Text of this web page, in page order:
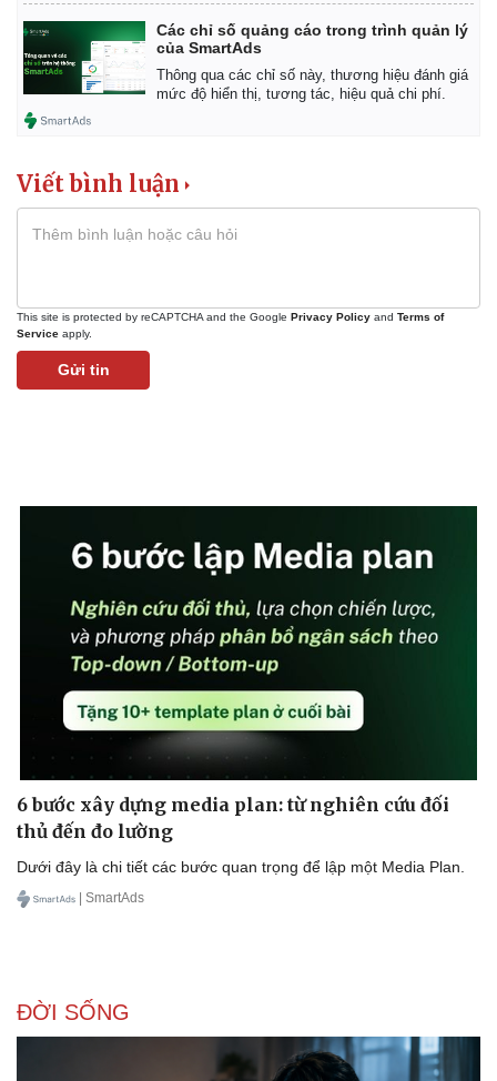
Kinh tế
Bất động sản
Khởi nghiệp
Thị trường
Giá vàng
Tỷ giá
Các chỉ số quảng cáo trong trình quản lý
của SmartAds
Thông qua các chỉ số này, thương hiệu đánh giá
mức độ hiển thị, tương tác, hiệu quả chi phí.
Viết bình luận
This site is protected by reCAPTCHA and the Google Privacy Policy and Terms of
Service apply.
Gửi tin
6 bước xây dựng media plan: từ nghiên cứu đối
thủ đến đo lường
Dưới đây là chi tiết các bước quan trọng để lập một Media Plan.
| SmartAds
ĐỜI SỐNG